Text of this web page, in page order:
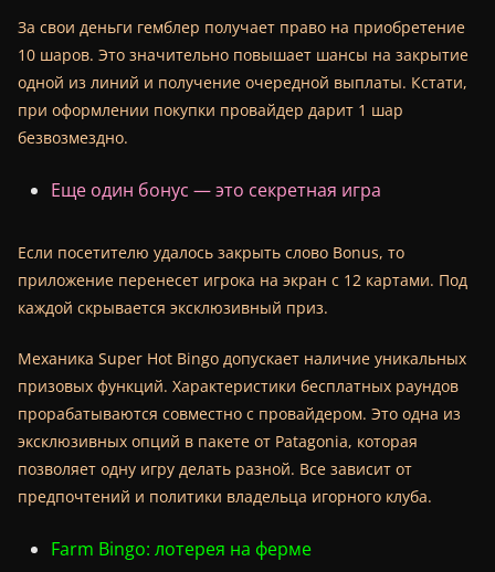
За свои деньги гемблер получает право на приобретение
10 шаров. Это значительно повышает шансы на закрытие
одной из линий и получение очередной выплаты. Кстати,
при оформлении покупки провайдер дарит 1 шар
безвозмездно.
Еще один бонус — это секретная игра
Если посетителю удалось закрыть слово Bonus, то
приложение перенесет игрока на экран с 12 картами. Под
каждой скрывается эксклюзивный приз.
Механика Super Hot Bingo допускает наличие уникальных
призовых функций. Характеристики бесплатных раундов
прорабатываются совместно с провайдером. Это одна из
эксклюзивных опций в пакете от Patagonia, которая
позволяет одну игру делать разной. Все зависит от
предпочтений и политики владельца игорного клуба.
Farm Bingo: лотерея на ферме